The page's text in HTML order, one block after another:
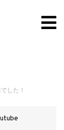
した！